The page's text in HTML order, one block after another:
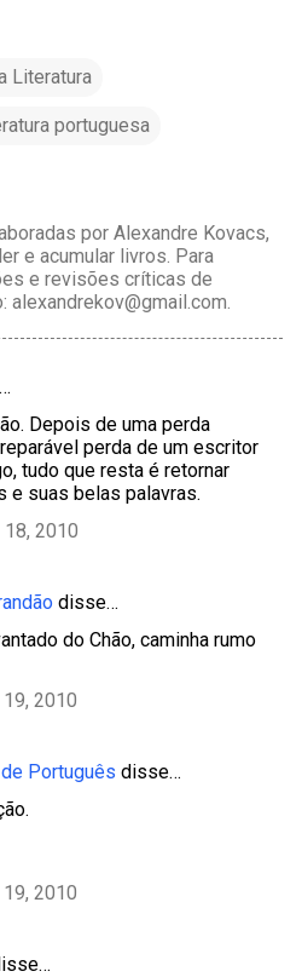
Literatura
portuguesa
por Alexandre Kovacs,
e acumular livros. Para
e revisões críticas de
Depois de uma perda
perda de um escritor
tudo que resta é retornar
e suas belas palavras.
18, 2010
disse…
do Chão, caminha rumo
2010
Português disse…
19, 2010